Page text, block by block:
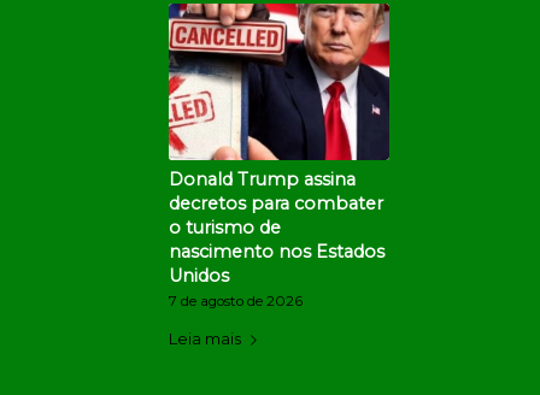
Donald Trump assina
decretos para combater
o turismo de
nascimento nos Estados
Unidos
7 de agosto de 2026
Leia mais